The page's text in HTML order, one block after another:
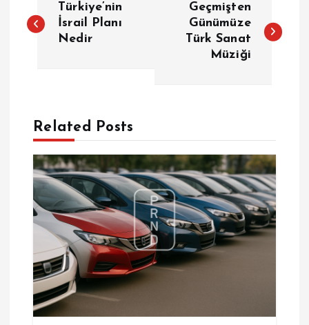
a
g
e
z
n
m
Türkiye’nin
İsrail Planı
Nedir
Geçmişten
Günümüze
Türk Sanat
Müziği
Related Posts